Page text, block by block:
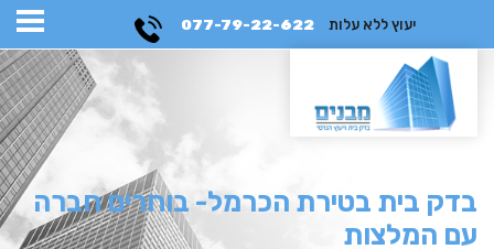
יעוץ ללא עלות 077-79-22-622
בדק בית בטירת הכרמל- בוחרים חברה
עם המלצות